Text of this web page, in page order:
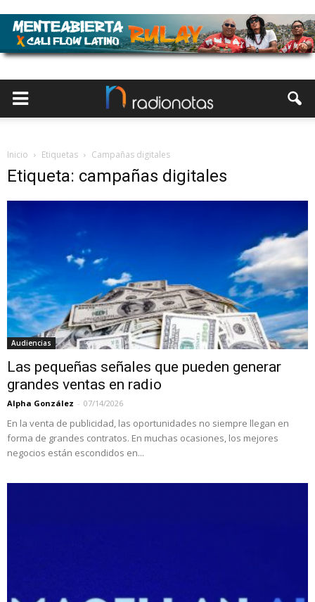
Inicio Etiquetas Campañas digitales
Etiqueta: campañas digitales
Audiencias
Las pequeñas señales que pueden generar
grandes ventas en radio
Alpha González - 07/14/2026
En la venta de publicidad, las oportunidades no siempre llegan en
forma de grandes contratos. En muchas ocasiones, los mejores
negocios están escondidos en...